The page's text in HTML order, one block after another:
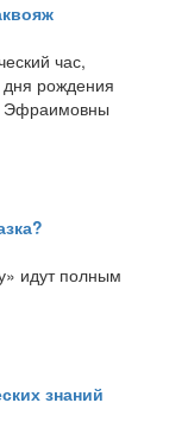
час,
рождения
Эфраимовны
идут полным
знаний